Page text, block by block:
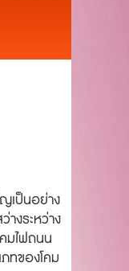
เป็นอย่าง
งระหว่าง
มไฟถนน
ทของโคม